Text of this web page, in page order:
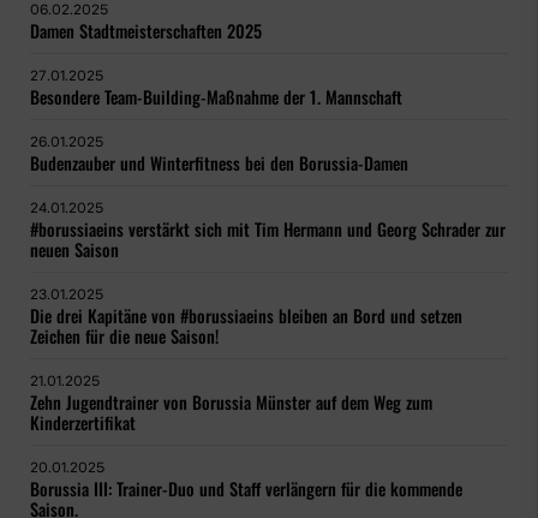
06.02.2025
Damen Stadtmeisterschaften 2025
27.01.2025
Besondere Team-Building-Maßnahme der 1. Mannschaft
26.01.2025
Budenzauber und Winterfitness bei den Borussia-Damen
24.01.2025
#borussiaeins verstärkt sich mit Tim Hermann und Georg Schrader zur
neuen Saison
23.01.2025
Die drei Kapitäne von #borussiaeins bleiben an Bord und setzen
Zeichen für die neue Saison!
21.01.2025
Zehn Jugendtrainer von Borussia Münster auf dem Weg zum
Kinderzertifikat
20.01.2025
Borussia III: Trainer-Duo und Staff verlängern für die kommende
Saison.